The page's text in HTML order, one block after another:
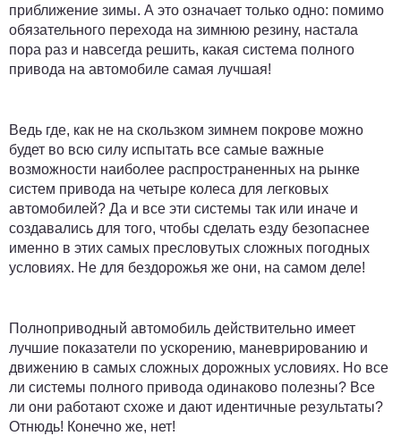
приближение зимы. А это означает только одно: помимо
обязательного перехода на зимнюю резину, настала
пора раз и навсегда решить, какая система полного
привода на автомобиле самая лучшая!
Ведь где, как не на скользком зимнем покрове можно
будет во всю силу испытать все самые важные
возможности наиболее распространенных на рынке
систем привода на четыре колеса для легковых
автомобилей? Да и все эти системы так или иначе и
создавались для того, чтобы сделать езду безопаснее
именно в этих самых пресловутых сложных погодных
условиях. Не для бездорожья же они, на самом деле!
Полноприводный автомобиль действительно имеет
лучшие показатели по ускорению, маневрированию и
движению в самых сложных дорожных условиях. Но все
ли системы полного привода одинаково полезны? Все
ли они работают схоже и дают идентичные результаты?
Отнюдь! Конечно же, нет!